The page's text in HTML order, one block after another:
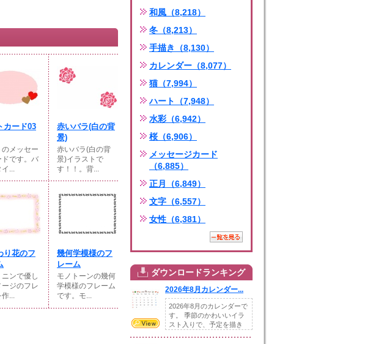
カード03
メッセー
ドです。バ
イ...
赤いバラ(白の背
景)
赤いバラ(白の背
景)イラストで
す！！。背...
り花のフ
ニンで優し
ージのフレ
作...
幾何学模様のフ
レーム
モノトーンの幾何
学模様のフレーム
です。モ...
和風（8,218）
冬（8,213）
手描き（8,130）
カレンダー（8,077）
猫（7,994）
ハート（7,948）
水彩（6,942）
桜（6,906）
メッセージカード
（6,885）
正月（6,849）
文字（6,557）
女性（6,381）
ダウンロードランキング
2026年8月カレンダー...
2026年8月のカレンダーで
す。 季節のかわいいイラ
スト入りで、予定を描き